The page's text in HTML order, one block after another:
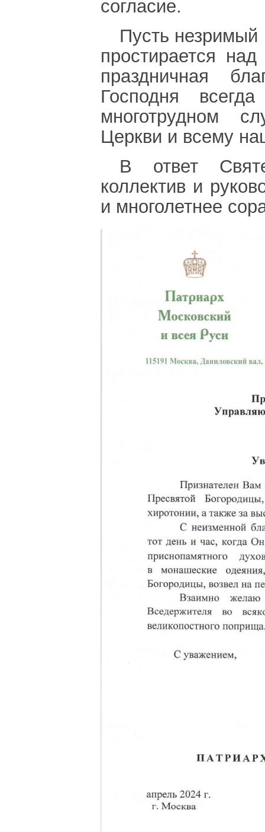
согласие.
Пусть
простирается
праздничная
Господня
многотрудном
Церкви и всему
В ответ
коллектив и
и многолетнее